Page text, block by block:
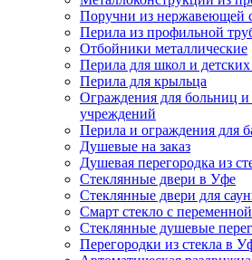
Поручни из нержавеющей
Перила из профильной
Отбойники металлические
Перила для школ и детских
Перила для крыльца
Ограждения для больниц
учреждений
Перила и ограждения для
Душевые на заказ
Душевая перегородка из
Стеклянные двери в Уфе
Стеклянные двери для
Смарт стекло с
Стеклянные душевые
Перегородки из стекла в